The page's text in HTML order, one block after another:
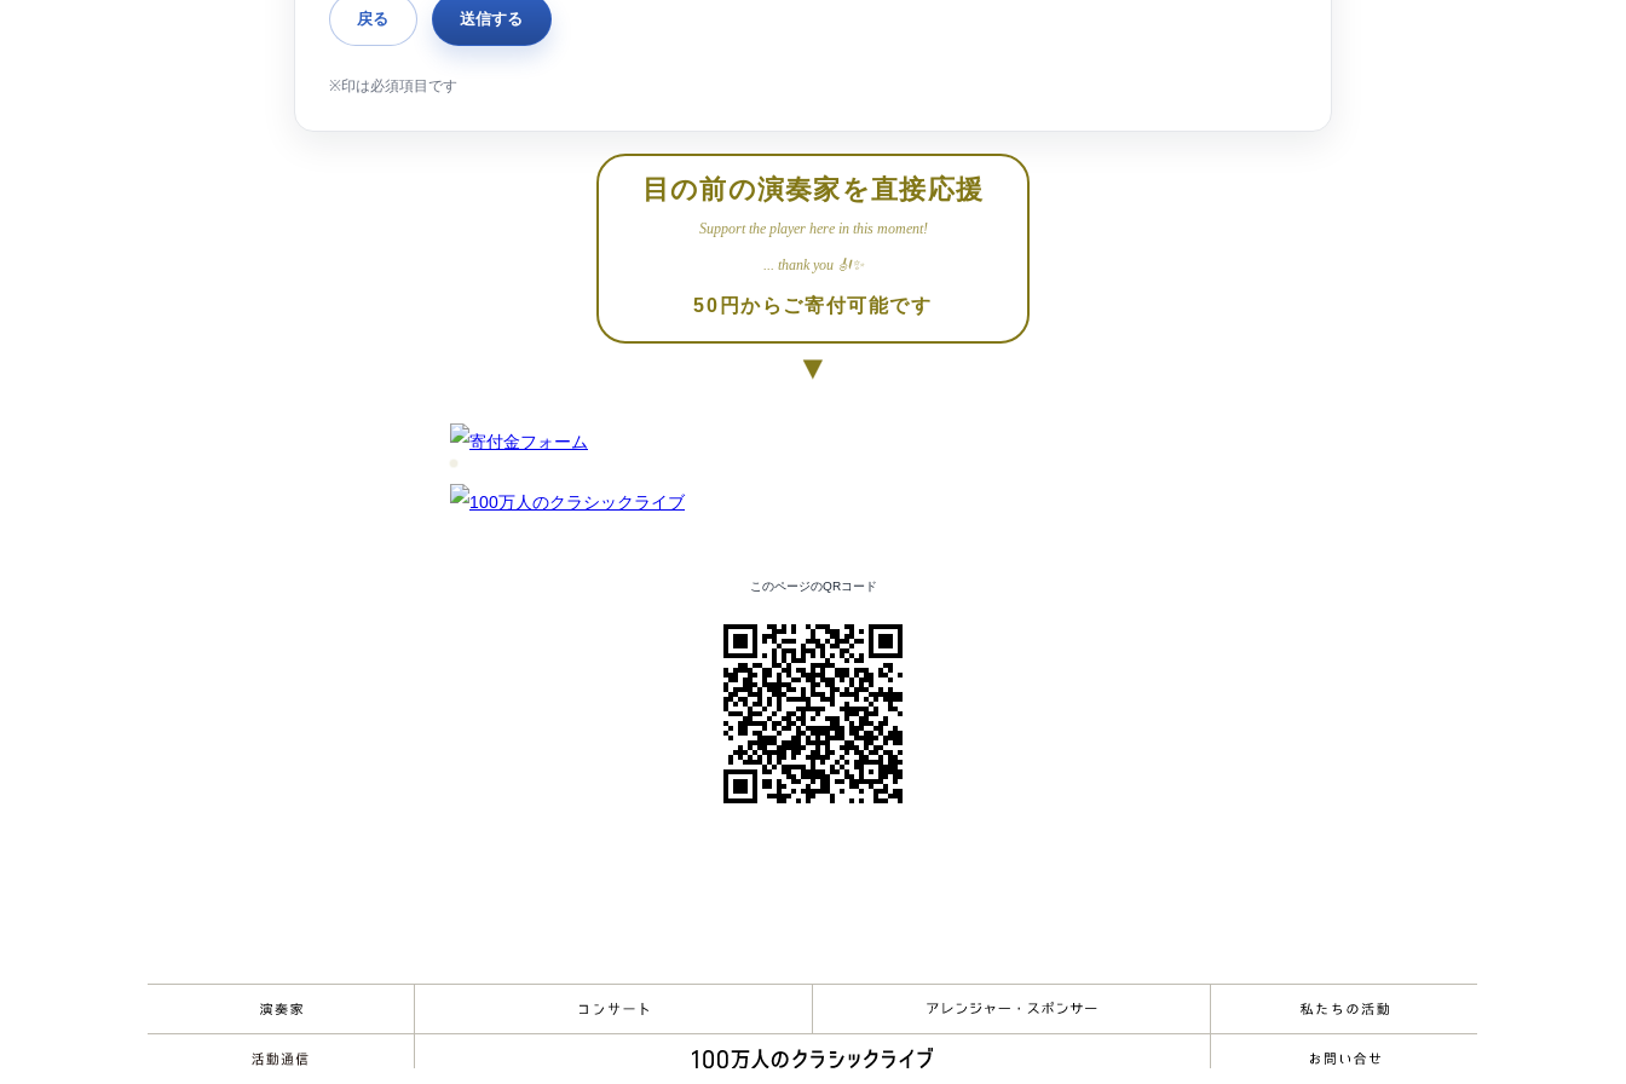
目の前の演奏家を直接応援
Support the player here in this moment!
... thank you 🎻✨
50円からご寄付可能です
▼
このページのQRコード